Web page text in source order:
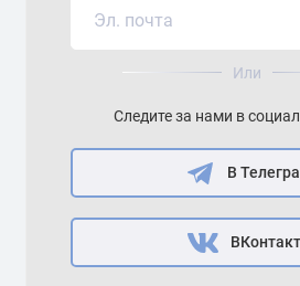
Или
Следите за нами в
В